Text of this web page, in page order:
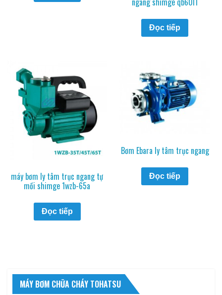
Đọc tiếp
máy bơm ly tâm trục ngang tự
mồi shimge 1wzb-65a
Đọc tiếp
Bơm Ebara ly tâm trục ngang
Đọc tiếp
MÁY BƠM CHỮA CHÁY TOHATSU